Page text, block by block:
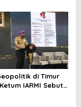
di Timur
IARMI Sebut